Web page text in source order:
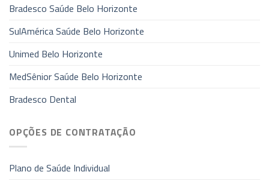
Bradesco Saúde Belo Horizonte
SulAmérica Saúde Belo Horizonte
Unimed Belo Horizonte
MedSênior Saúde Belo Horizonte
Bradesco Dental
OPÇÕES DE CONTRATAÇÃO
Plano de Saúde Individual